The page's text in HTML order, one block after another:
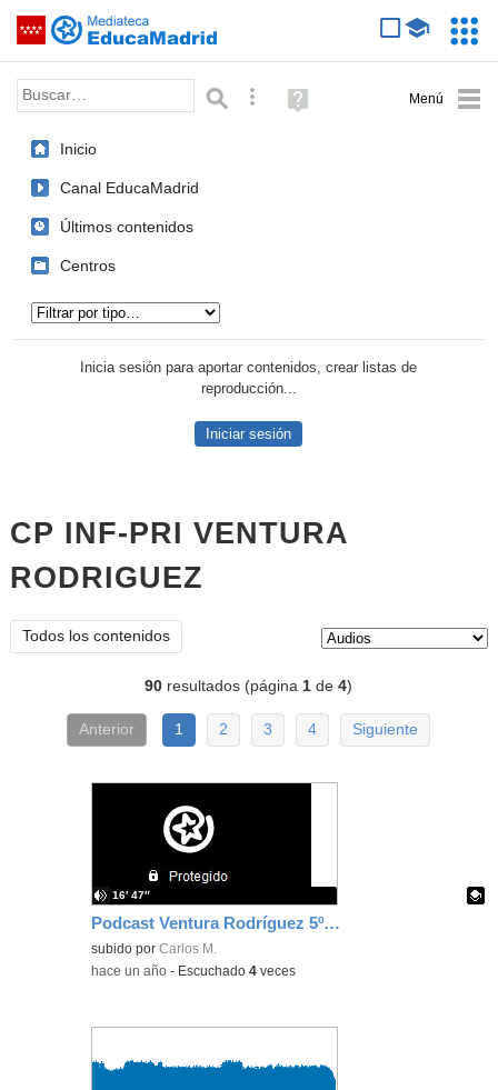
Saltar navegación
Palabra o frase: Búsqueda avanzada
Ayuda
(en
Inicio
Canal EducaMadrid
Últimos contenidos
Centros
Inicia sesión para aportar contenidos, crear listas de
reproducción...
Iniciar sesión
CP INF-PRI VENTURA
RODRIGUEZ
Todos los contenidos
90 resultados (página1 de4)
Anterior 1 2 3 4 Siguiente
Podcast Ventura Rodríguez 5ºA 2025
Contenido educativo.
subido porCarlos M.
16′ 47″
-hace un año - Escuchado4 veces